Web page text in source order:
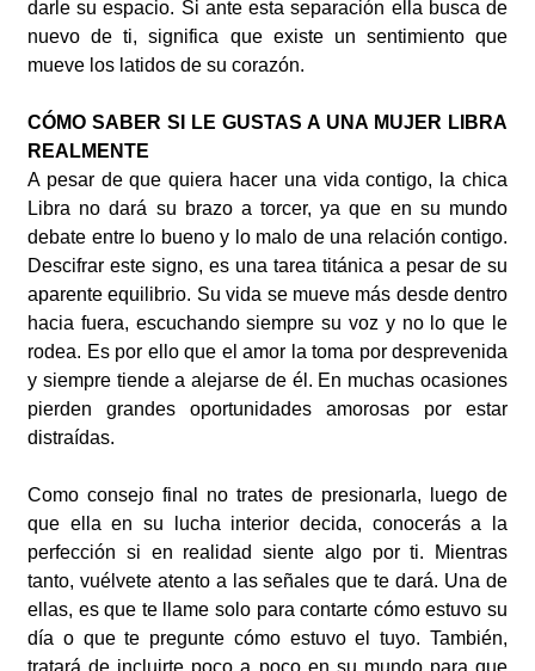
darle su espacio. Si ante esta separación ella busca de
nuevo de ti, significa que existe un sentimiento que
mueve los latidos de su corazón.
CÓMO SABER SI LE GUSTAS A UNA MUJER LIBRA
REALMENTE
A pesar de que quiera hacer una vida contigo, la chica
Libra no dará su brazo a torcer, ya que en su mundo
debate entre lo bueno y lo malo de una relación contigo.
Descifrar este signo, es una tarea titánica a pesar de su
aparente equilibrio. Su vida se mueve más desde dentro
hacia fuera, escuchando siempre su voz y no lo que le
rodea. Es por ello que el amor la toma por desprevenida
y siempre tiende a alejarse de él. En muchas ocasiones
pierden grandes oportunidades amorosas por estar
distraídas.
Como consejo final no trates de presionarla, luego de
que ella en su lucha interior decida, conocerás a la
perfección si en realidad siente algo por ti. Mientras
tanto, vuélvete atento a las señales que te dará. Una de
ellas, es que te llame solo para contarte cómo estuvo su
día o que te pregunte cómo estuvo el tuyo. También,
tratará de incluirte poco a poco en su mundo para que